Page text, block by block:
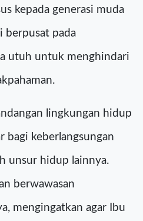
kepada generasi muda
berpusat pada
utuh untuk menghindari
lingkungan hidup
bagi keberlangsungan
unsur hidup lainnya.
berwawasan
mengingatkan agar Ibu